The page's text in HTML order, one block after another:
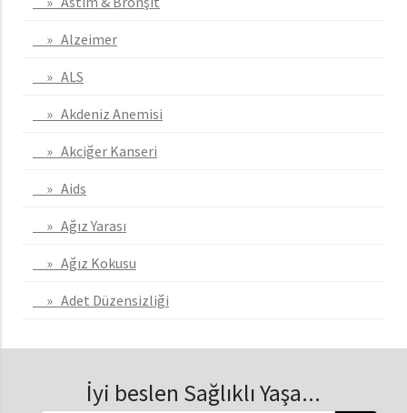
» Alzeimer
» ALS
» Akdeniz Anemisi
» Akciğer Kanseri
» Aids
» Ağız Yarası
» Ağız Kokusu
» Adet Düzensizliği
İyi beslen Sağlıklı Yaşa...